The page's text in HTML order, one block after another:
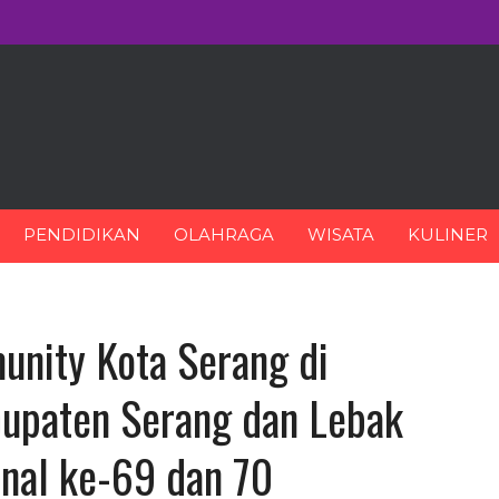
PENDIDIKAN OLAHRAGA WISATA KULINER
Kota Serang di
Serang dan Lebak
ke-69 dan 70